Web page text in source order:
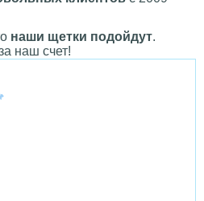
наши щетки подойдут.
наш счет!